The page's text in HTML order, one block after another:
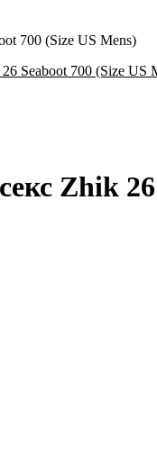
700 (Size US Mens)
Zhik